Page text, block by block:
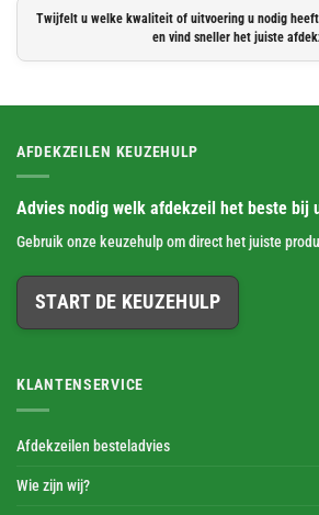
Twijfelt u welke kwaliteit of uitvoering u nodig
en vind sneller het juiste
AFDEKZEILEN KEUZEHULP
Advies nodig welk afdekzeil het beste bij
Gebruik onze keuzehulp om direct het juiste
START DE KEUZEHULP
KLANTENSERVICE
Afdekzeilen besteladvies
Wie zijn wij?